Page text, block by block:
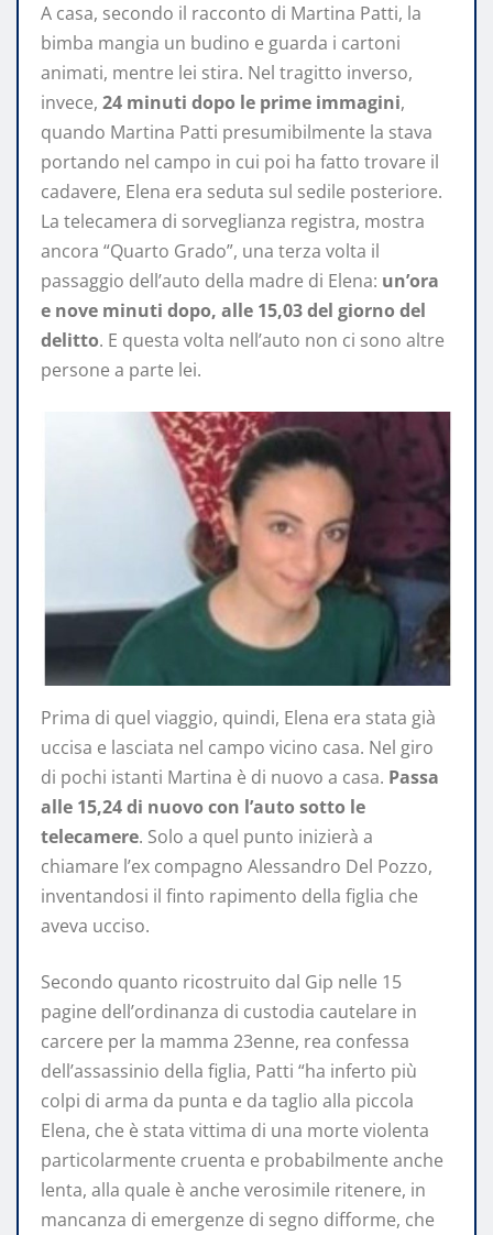
A casa, secondo il racconto di Martina Patti, la
bimba mangia un budino e guarda i cartoni
animati, mentre lei stira. Nel tragitto inverso,
invece, 24 minuti dopo le prime immagini,
quando Martina Patti presumibilmente la stava
portando nel campo in cui poi ha fatto trovare il
cadavere, Elena era seduta sul sedile posteriore.
La telecamera di sorveglianza registra, mostra
ancora “Quarto Grado”, una terza volta il
passaggio dell’auto della madre di Elena: un’ora
e nove minuti dopo, alle 15,03 del giorno del
delitto. E questa volta nell’auto non ci sono altre
persone a parte lei.
Prima di quel viaggio, quindi, Elena era stata già
uccisa e lasciata nel campo vicino casa. Nel giro
di pochi istanti Martina è di nuovo a casa. Passa
alle 15,24 di nuovo con l’auto sotto le
telecamere. Solo a quel punto inizierà a
chiamare l’ex compagno Alessandro Del Pozzo,
inventandosi il finto rapimento della figlia che
aveva ucciso.
Secondo quanto ricostruito dal Gip nelle 15
pagine dell’ordinanza di custodia cautelare in
carcere per la mamma 23enne, rea confessa
dell’assassinio della figlia, Patti “ha inferto più
colpi di arma da punta e da taglio alla piccola
Elena, che è stata vittima di una morte violenta
particolarmente cruenta e probabilmente anche
lenta, alla quale è anche verosimile ritenere, in
mancanza di emergenze di segno difforme, che